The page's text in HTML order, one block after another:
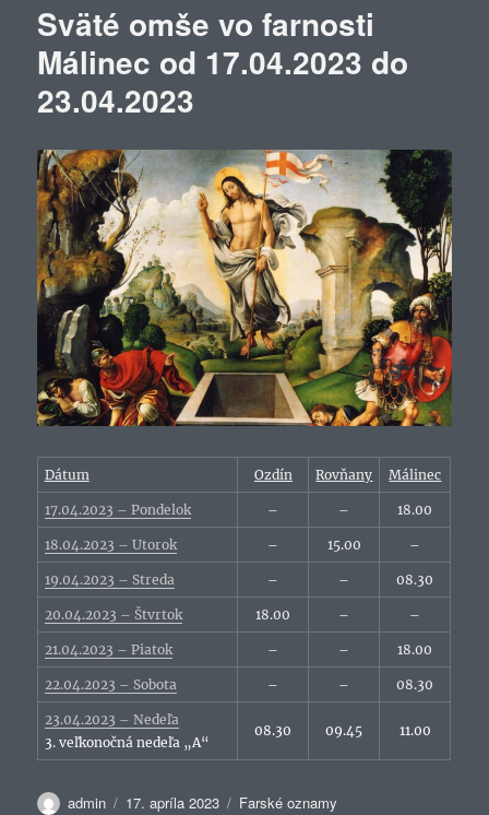
Sväté omše vo farnosti
Málinec od 17.04.2023 do
23.04.2023
Dátum Ozdín Rovňany Málinec
17.04.2023 – Pondelok – – 18.00
18.04.2023 – Utorok – 15.00 –
19.04.2023 – Streda – – 08.30
20.04.2023 – Štvrtok 18.00 – –
21.04.2023 – Piatok – – 18.00
22.04.2023 – Sobota – – 08.30
23.04.2023 – Nedeľa
3. veľkonočná nedeľa „A“
08.30 09.45 11.00
Autor
admin Publikované
17. apríla 2023 Kategórie
Farské oznamy